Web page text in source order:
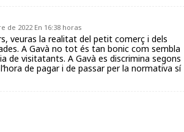
de 2022 En 16:38 horas
veuras la realitat del petit comerç i dels
A Gavà no tot és tan bonic com sembla
de visitatants. A Gavà es discrimina segons
de pagar i de passar per la normativa sí